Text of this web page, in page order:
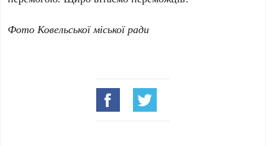
Фото Ковельської міської ради